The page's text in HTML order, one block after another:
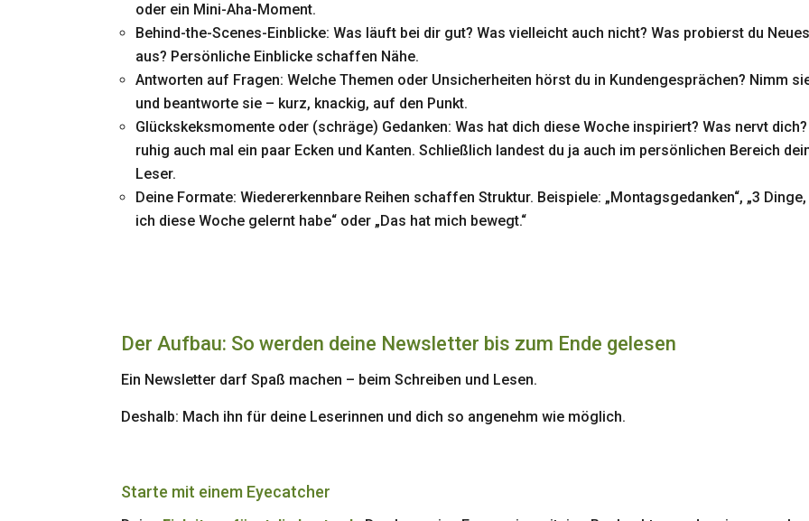
oder ein Mini-Aha-Moment.
Behind-the-Scenes-Einblicke: Was läuft bei dir gut? Was vielleicht auch nicht? Was probierst du Neues
aus? Persönliche Einblicke schaffen Nähe.
Antworten auf Fragen: Welche Themen oder Unsicherheiten hörst du in Kundengesprächen? Nimm
und beantworte sie – kurz, knackig, auf den Punkt.
Glückskeksmomente oder (schräge) Gedanken: Was hat dich diese Woche inspiriert? Was nervt
ruhig auch mal ein paar Ecken und Kanten. Schließlich landest du ja auch im persönlichen Bereich
Leser.
Deine Formate: Wiedererkennbare Reihen schaffen Struktur. Beispiele: „Montagsgedanken“, „3
ich diese Woche gelernt habe“ oder „Das hat mich bewegt.“
Der Aufbau: So werden deine Newsletter bis zum Ende gelesen
Ein Newsletter darf Spaß machen – beim Schreiben und Lesen.
Deshalb: Mach ihn für deine Leserinnen und dich so angenehm wie möglich.
Starte mit einem Eyecatcher